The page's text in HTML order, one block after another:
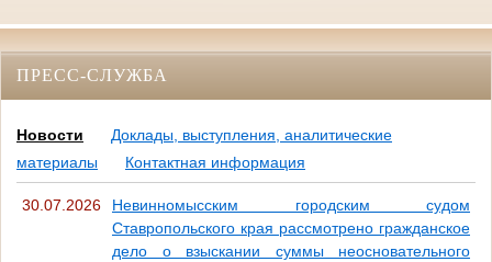
ПРЕСС-СЛУЖБА
Новости
Доклады, выступления, аналитические
материалы
Контактная информация
30.07.2026
Невинномысским городским судом
Ставропольского края рассмотрено гражданское
дело о взыскании суммы неосновательного